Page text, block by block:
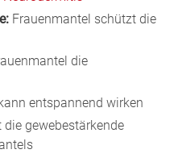
Frauenmantel schützt die
die
entspannend wirken
die gewebestärkende